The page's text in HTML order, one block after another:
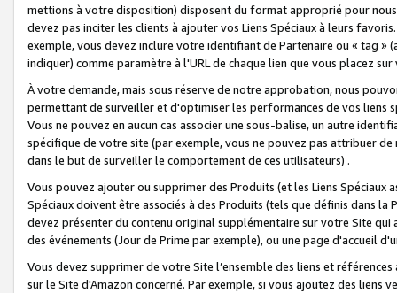
mettions à votre disposition) disposent du format approprié pour
devez pas inciter les clients à ajouter vos Liens Spéciaux à leurs
exemple, vous devez inclure votre identifiant de Partenaire ou « tag
indiquer) comme paramètre à l'URL de chaque lien que vous placez
À votre demande, mais sous réserve de notre approbation, nous
permettant de surveiller et d'optimiser les performances de vos liens
Vous ne pouvez en aucun cas associer une sous-balise, un autre
spécifique de votre site (par exemple, vous ne pouvez pas attribuer
dans le but de surveiller le comportement de ces utilisateurs) .
Vous pouvez ajouter ou supprimer des Produits (et les Liens
Spéciaux doivent être associés à des Produits (tels que définis dans
devez présenter du contenu original supplémentaire sur votre Site qui
des événements (Jour de Prime par exemple), ou une page d'accueil
Vous devez supprimer de votre Site l’ensemble des liens et
sur le Site d'Amazon concerné. Par exemple, si vous ajoutez des